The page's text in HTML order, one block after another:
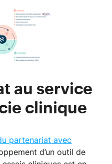
au service
clinique
partenariat avec
d’un outil de